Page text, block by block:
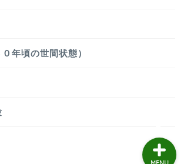
年頃の世間状態）おもろくない話